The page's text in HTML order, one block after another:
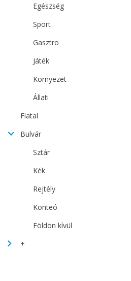
Egészség
Sport
Gasztro
Játék
Környezet
Állati
Fiatal
Bulvár
Sztár
Kék
Rejtély
Konteó
Földön kívül
+